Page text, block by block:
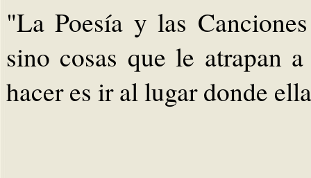
"La Poesía y las
sino cosas que le atrapan
hacer es ir al lugar donde